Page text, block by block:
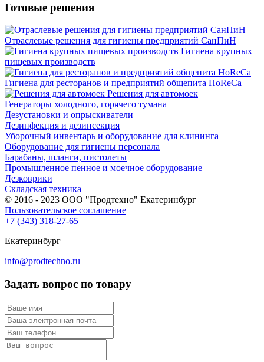
Готовые решения
Отраслевые решения для гигиены предприятий СанПиН
Гигиена крупных
пищевых производств
Гигиена для ресторанов и предприятий общепита HoReCa
Решения для автомоек
Генераторы холодного, горячего тумана
Дезустановки и опрыскиватели
Дезинфекция и дезинсекция
Уборочный инвентарь и оборудование для клининга
Оборудование для гигиены персонала
Барабаны, шланги, пистолеты
Промышленное пенное и моечное оборудование
Дезковрики
Складская техника
© 2016 - 2023 ООО "Продтехно" Екатеринбург
Пользовательское соглашение
+7 (343) 318-27-65
Екатеринбург
info@prodtechno.ru
Задать вопрос по товару